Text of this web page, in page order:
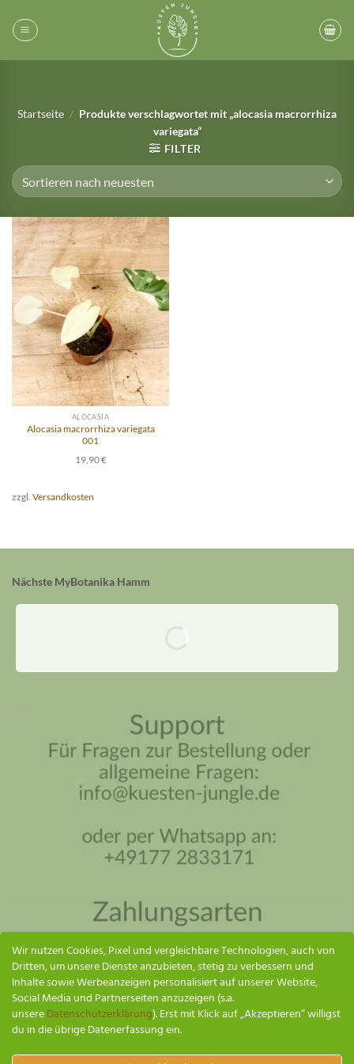
Inhalt
springen
Startseite / Produkte verschlagwortet mit „alocasia macrorrhiza
variegata“
FILTER
ALOCASIA
Alocasia macrorrhiza variegata
001
19,90€
zzgl. Versandkosten
Nächste MyBotanika Hamm
Wir nutzen Cookies, Pixel und vergleichbare Technologien, auch von
Dritten, um unsere Dienste anzubieten, stetig zu verbessern und
Inhalte sowie Werbeanzeigen personalisiert auf unserer Website,
Social Media und Partnerseiten anzuzeigen (s.a.
unsereDatenschutzerklärung). Erst mit Klick auf „Akzeptieren“ willigst
du in die übrige Datenerfassung ein.
Küsten Jungle Assistent
SENDEN